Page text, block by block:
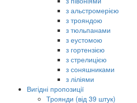
з альстромерією
з трояндою
з тюльпанами
з еустомою
з гортензією
з стрелицією
з соняшниками
з ліліями
Вигідні пропозиції
Троянди (від 39 штук)